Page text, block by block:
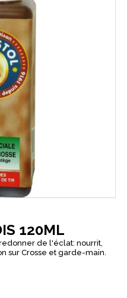
120ML
de l'éclat: nourrit,
sur Crosse et garde-main.